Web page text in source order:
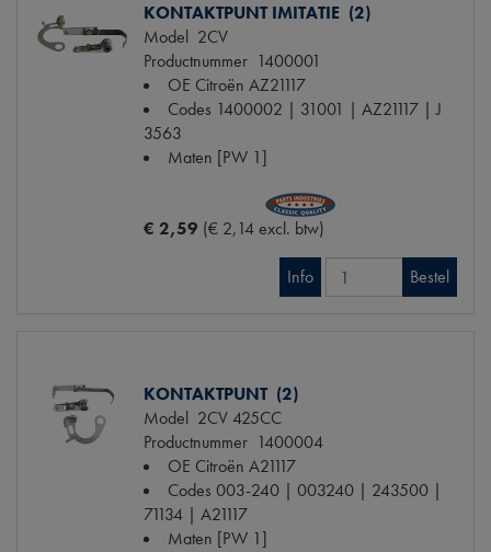
KONTAKTPUNT IMITATIE (2)
Model 2CV
Productnummer 1400001
OE Citroën AZ21117
Codes 1400002 | 31001 | AZ21117 | J
3563
Maten [PW 1]
€ 2,59 (€ 2,14 excl. btw)
Info Bestel
KONTAKTPUNT (2)
Model 2CV 425CC
Productnummer 1400004
OE Citroën A21117
Codes 003-240 | 003240 | 243500 |
71134 | A21117
Maten [PW 1]